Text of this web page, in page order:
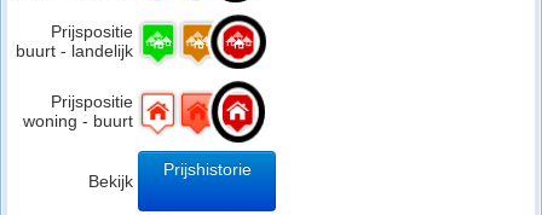
Prijspositie
buurt - landelijk
Prijspositie
woning - buurt
Bekijk
Prijshistorie